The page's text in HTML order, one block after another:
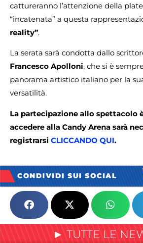
cattureranno l’attenzione della
“incatenata” a questa
reality”.
La serata sarà condotta dallo
Francesco Apolloni, che si è
panorama artistico italiano per la
versatilità.
La partecipazione allo spettacolo
accedere alla Candy Arena sarà
registrarsi CLICCANDO QUI.
CONDIVIDI SUI SOCIAL
► TUTTE LE